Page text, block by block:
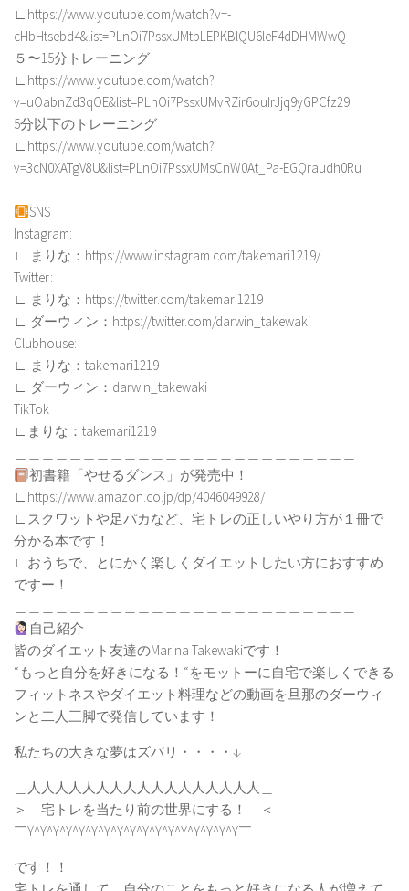
∟https://www.youtube.com/watch?v=-
cHbHtsebd4&list=PLnOi7PssxUMtpLEPKBlQU6leF4dDHMWwQ
５〜15分トレーニング
∟https://www.youtube.com/watch?
v=uOabnZd3qOE&list=PLnOi7PssxUMvRZir6ouIrJjq9yGPCfz29
5分以下のトレーニング
∟https://www.youtube.com/watch?
v=3cN0XATgV8U&list=PLnOi7PssxUMsCnW0At_Pa-EGQraudh0Ru
SNS
Instagram:
∟ まりな：https://www.instagram.com/takemari1219/
Twitter:
∟ まりな：https://twitter.com/takemari1219
∟ ダーウィン：https://twitter.com/darwin_takewaki
Clubhouse:
∟ まりな：takemari1219
∟ ダーウィン：darwin_takewaki
TikTok
∟まりな：takemari1219
初書籍「やせるダンス」が発売中！
∟https://www.amazon.co.jp/dp/4046049928/
∟スクワットや足パカなど、宅トレの正しいやり方が１冊で
分かる本です！
∟おうちで、とにかく楽しくダイエットしたい方におすすめ
ですー！
自己紹介
皆のダイエット友達のMarina Takewakiです！
“もっと自分を好きになる！“をモットーに自宅で楽しくできる
フィットネスやダイエット料理などの動画を旦那のダーウィ
ンと二人三脚で発信しています！
私たちの大きな夢はズバリ・・・・↓
＿人人人人人人人人人人人人人人人人人＿
＞ 宅トレを当たり前の世界にする！ ＜
￣Y^Y^Y^Y^Y^Y^Y^Y^Y^Y^Y^Y^Y^Y^Y^Y^Y￣
です！！